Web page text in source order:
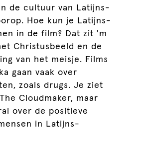
de cultuur van Latijns-
Hoe kun je Latijns-
in de film? Dat zit 'm
Christusbeeld en de
van het meisje. Films
gaan vaak over
zoals drugs. Je ziet
Cloudmaker, maar
over de positieve
in Latijns-